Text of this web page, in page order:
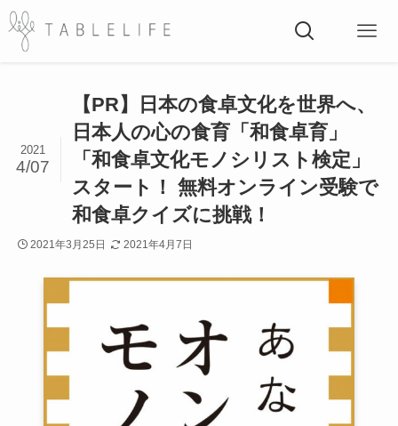
【PR】日本の食卓文化を世界へ、
日本人の心の食育「和食卓育」
「和食卓文化モノシリスト検定」
スタート！ 無料オンライン受験で
和食卓クイズに挑戦！
2021
4/07
2021年3月25日 2021年4月7日